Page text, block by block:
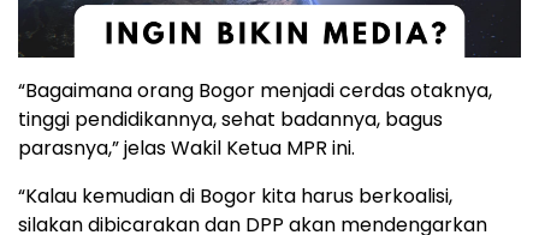
“Bagaimana orang Bogor menjadi cerdas otaknya,
tinggi pendidikannya, sehat badannya, bagus
parasnya,” jelas Wakil Ketua MPR ini.
“Kalau kemudian di Bogor kita harus berkoalisi,
silakan dibicarakan dan DPP akan mendengarkan